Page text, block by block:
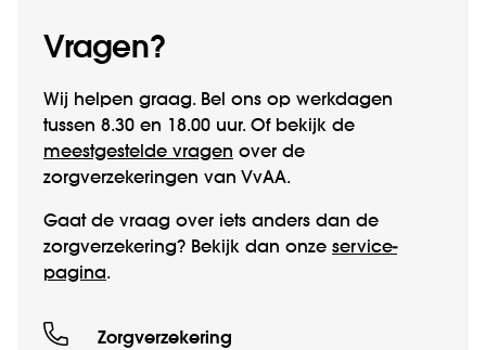
Vragen?
Wij helpen graag. Bel ons op werk­­dagen
tussen 8.30 en 18.00 uur. Of bekijk de
meestgestelde vragen over de
zorgverzekeringen van VvAA.
Gaat de vraag over iets anders dan de
zorgverzekering? Bekijk dan onze service­
pagina.
Zorgverzekering